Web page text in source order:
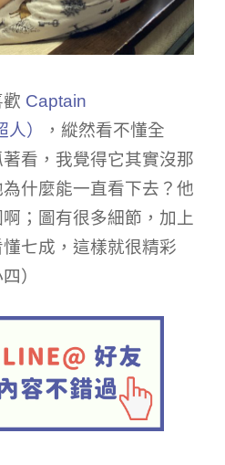
Captain
）
，縱然看不懂全
看，我覺得它其實沒那
什麼能一直看下去？他
；圖有很多細節，加上
七成，這樣就很精彩
）